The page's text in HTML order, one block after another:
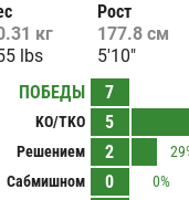
кг
lbs
Рост
177.8 см
5'10"
ПОБЕДЫ
7
KO/TKO 5
Решением
2
Сабмишном
0
0%